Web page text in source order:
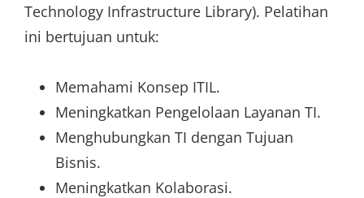
Technology Infrastructure Library). Pelatihan
ini bertujuan untuk:
Memahami Konsep ITIL.
Meningkatkan Pengelolaan Layanan TI.
Menghubungkan TI dengan Tujuan
Bisnis.
Meningkatkan Kolaborasi.